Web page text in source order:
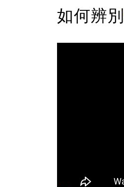
如何辨別